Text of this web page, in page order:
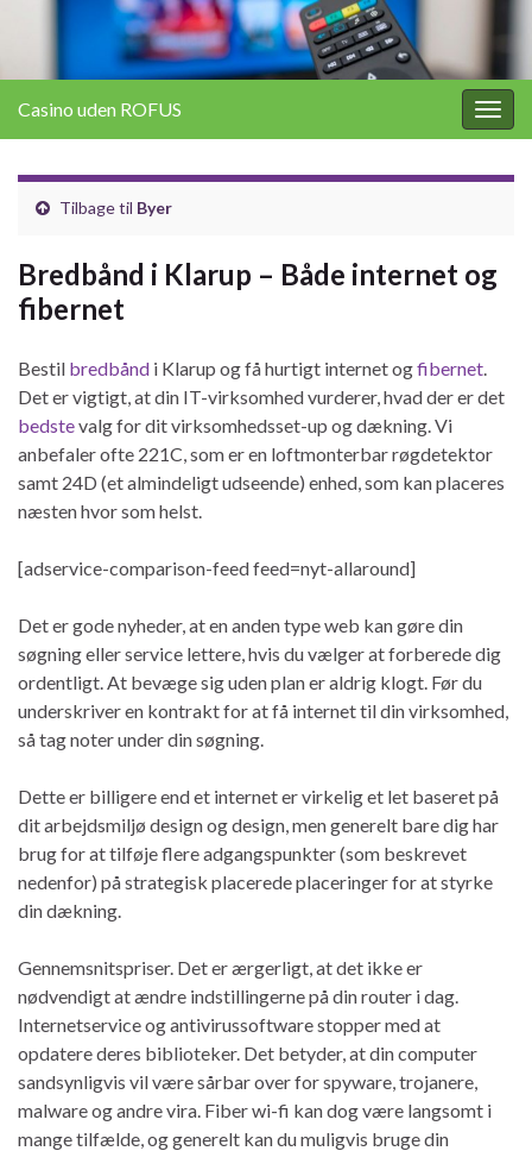
Casino uden ROFUS
Tilbage til Byer
Bredbånd i Klarup – Både internet og
fibernet
Bestil bredbånd i Klarup og få hurtigt internet ogfibernet
Det er vigtigt, at din IT-virksomhed vurderer, hvad der er det
bedstevalg for dit virksomhedsset-up og dækning. Vi
anbefaler ofte 221C, som er en loftmonterbar røgdetektor
samt 24D (et almindeligt udseende) enhed, som kan placeres
næsten hvor som helst.
[adservice-comparison-feed feed=nyt-allaround]
Det er gode nyheder, at en anden type web kan gøre din
søgning eller service lettere, hvis du vælger at forberede dig
ordentligt. At bevæge sig uden plan er aldrig klogt. Før du
underskriver en kontrakt for at få internet til din virksomhed,
så tag noter under din søgning.
Dette er billigere end et internet er virkelig et let baseret på
dit arbejdsmiljø design og design, men generelt bare dig har
brug for at tilføje flere adgangspunkter (som beskrevet
nedenfor) på strategisk placerede placeringer for at styrke
din dækning.
Gennemsnitspriser. Det er ærgerligt, at det ikke er
nødvendigt at ændre indstillingerne på din router i dag.
Internetservice og antivirussoftware stopper med at
opdatere deres biblioteker. Det betyder, at din computer
sandsynligvis vil være sårbar over for spyware, trojanere,
malware og andre vira. Fiber wi-fi kan dog være langsomt i
mange tilfælde, og generelt kan du muligvis bruge din